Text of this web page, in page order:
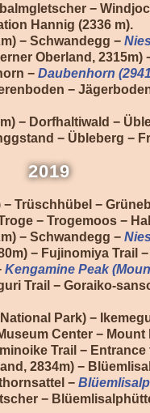
−
Hannig (2336 m).
− Schwandegg −
Oberland, 2315m)
− Daubenhorn
−
− Dorfhaltiwald −
− Übleberg −
2019
− Trüschhübel −
− Trogemoos −
− Schwandegg −
− Fujinomiya Trail
Kengamine Peak
Trail − Goraiko-
Park) −
Center − Mount
Trail −
2834m) −
−
−